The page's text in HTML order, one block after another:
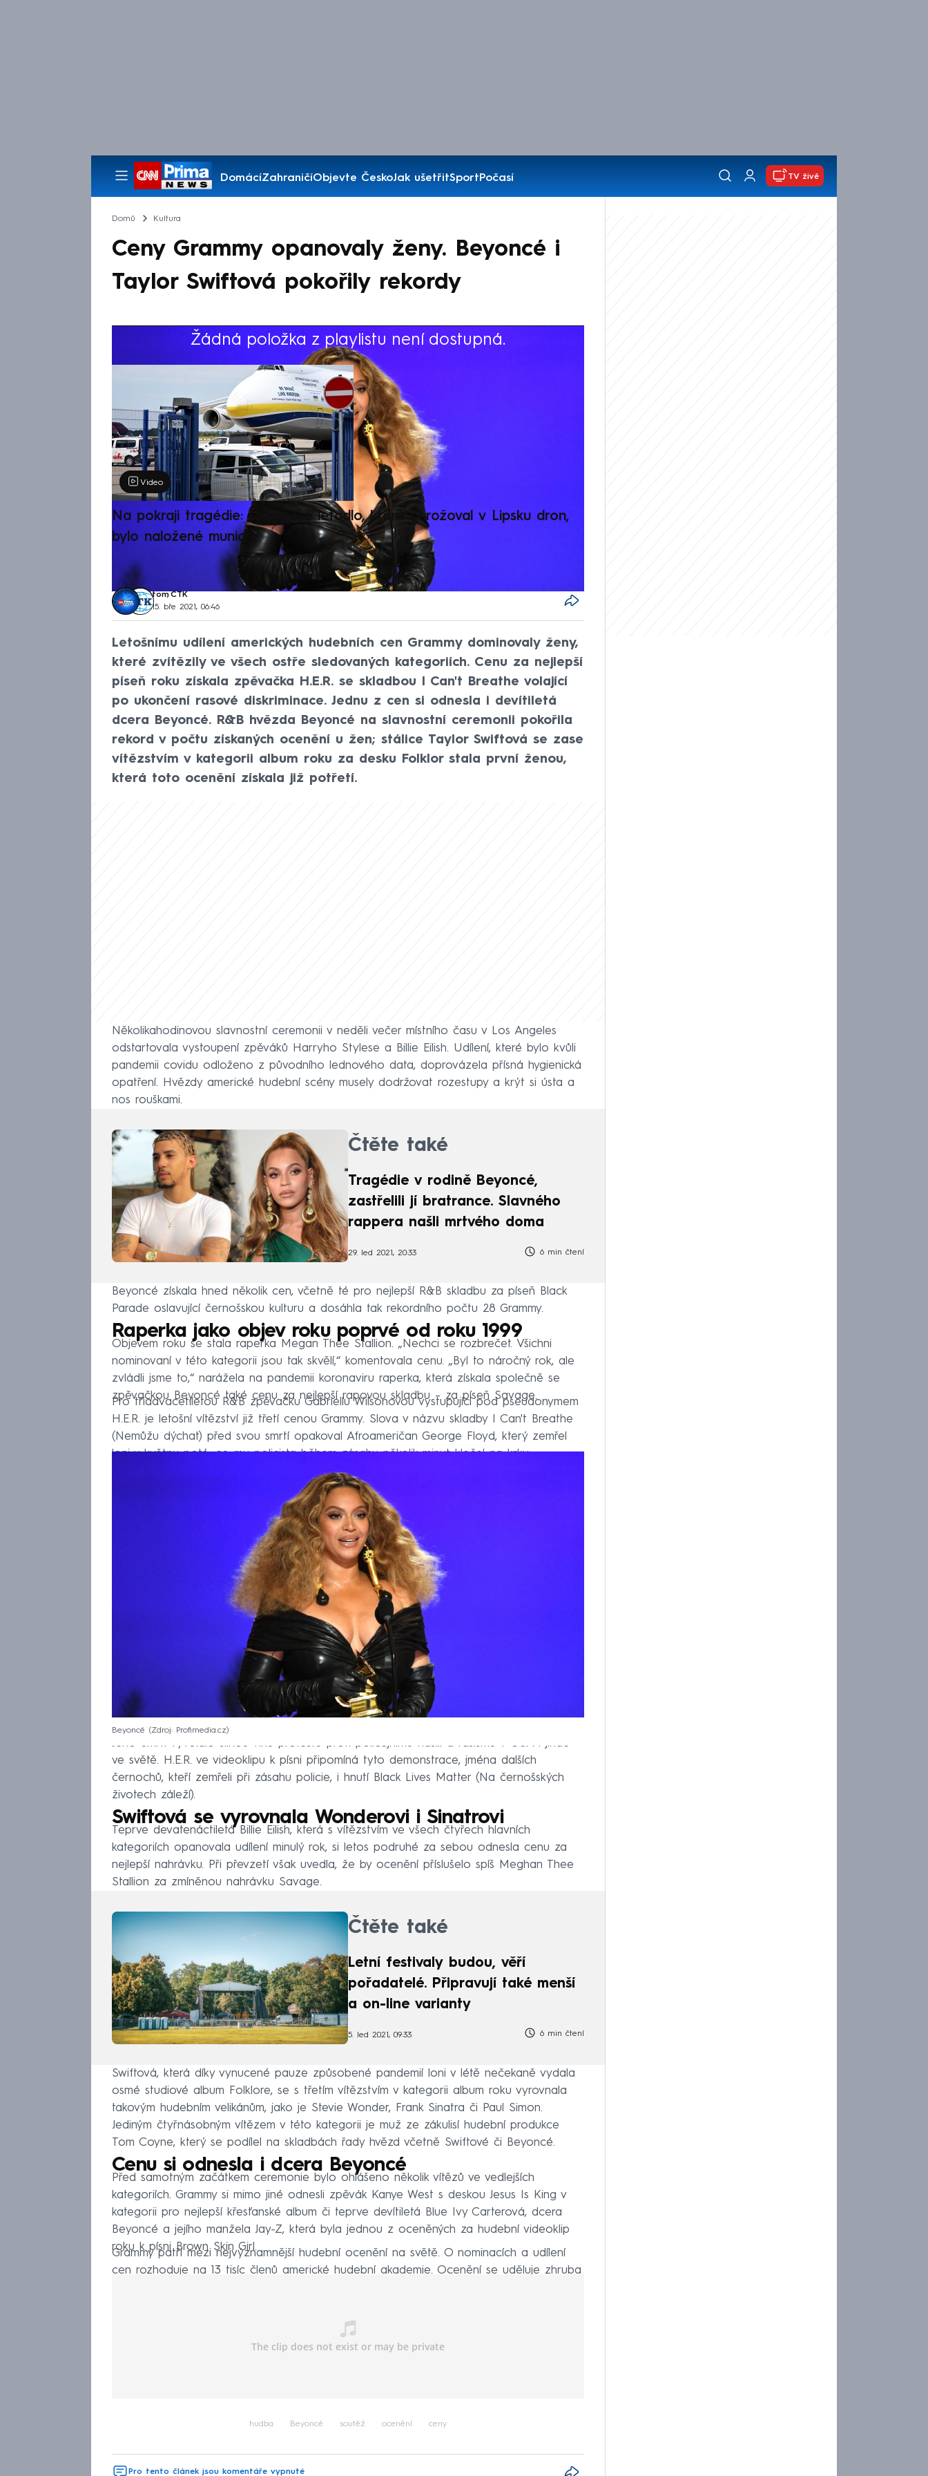
DomácíZahraničíObjevte ČeskoJak ušetřitSportPočasí
Pořady
TV živě
Domů Kultura
Ceny Grammy opanovaly ženy. Beyoncé i
Taylor Swiftová pokořily rekordy
Žádná položka z playlistu není dostupná.
Výběr redakce
Video
Na pokraji tragédie: Ukrajinské letadlo, které ohrožoval v Lipsku dron,
bylo naložené municí
tom, ČTK
15. bře 2021, 06:46
Letošnímu udílení amerických hudebních cen Grammy dominovaly ženy,
které zvítězily ve všech ostře sledovaných kategoriích. Cenu za nejlepší
píseň roku získala zpěvačka H.E.R. se skladbou I Can't Breathe volající
po ukončení rasové diskriminace. Jednu z cen si odnesla i devítiletá
dcera Beyoncé. R&B hvězda Beyoncé na slavnostní ceremonii pokořila
rekord v počtu získaných ocenění u žen; stálice Taylor Swiftová se zase
vítězstvím v kategorii album roku za desku Folklor stala první ženou,
která toto ocenění získala již potřetí.
Několikahodinovou slavnostní ceremonii v neděli večer místního času v Los Angeles
odstartovala vystoupení zpěváků Harryho Stylese a Billie Eilish. Udílení, které bylo kvůli
pandemii covidu odloženo z původního lednového data, doprovázela přísná hygienická
opatření. Hvězdy americké hudební scény musely dodržovat rozestupy a krýt si ústa a
nos rouškami.
Čtěte také
Tragédie v rodině Beyoncé,
zastřelili jí bratrance. Slavného
rappera našli mrtvého doma
29. led 2021, 20:33 6 min čtení
Beyoncé získala hned několik cen, včetně té pro nejlepší R&B skladbu za píseň Black
Parade oslavující černošskou kulturu a dosáhla tak rekordního počtu 28 Grammy.
Raperka jako objev roku poprvé od roku 1999
Objevem roku se stala raperka Megan Thee Stallion. „Nechci se rozbrečet. Všichni
nominovaní v této kategorii jsou tak skvělí,“ komentovala cenu. „Byl to náročný rok, ale
zvládli jsme to,“ narážela na pandemii koronaviru raperka, která získala společně se
zpěvačkou Beyoncé také cenu za nejlepší rapovou skladbu – za píseň Savage.
Pro třiadvacetiletou R&B zpěvačku Gabriellu Wilsonovou vystupující pod pseudonymem
H.E.R. je letošní vítězství již třetí cenou Grammy. Slova v názvu skladby I Can't Breathe
(Nemůžu dýchat) před svou smrtí opakoval Afroameričan George Floyd, který zemřel
loni v květnu poté, co mu policista během zásahu několik minut klečel na krku.
Beyoncé Zdroj: Profimedia.cz
Jeho úmrtí vyvolalo silnou vlnu protestů proti policejnímu násilí a rasismu v USA i jinde
ve světě. H.E.R. ve videoklipu k písni připomíná tyto demonstrace, jména dalších
černochů, kteří zemřeli při zásahu policie, i hnutí Black Lives Matter (Na černošských
životech záleží).
Swiftová se vyrovnala Wonderovi i Sinatrovi
Teprve devatenáctiletá Billie Eilish, která s vítězstvím ve všech čtyřech hlavních
kategoriích opanovala udílení minulý rok, si letos podruhé za sebou odnesla cenu za
nejlepší nahrávku. Při převzetí však uvedla, že by ocenění příslušelo spíš Meghan Thee
Stallion za zmíněnou nahrávku Savage.
Čtěte také
Letní festivaly budou, věří
pořadatelé. Připravují také menší
a on-line varianty
5. led 2021, 09:33 6 min čtení
Swiftová, která díky vynucené pauze způsobené pandemií loni v létě nečekaně vydala
osmé studiové album Folklore, se s třetím vítězstvím v kategorii album roku vyrovnala
takovým hudebním velikánům, jako je Stevie Wonder, Frank Sinatra či Paul Simon.
Jediným čtyřnásobným vítězem v této kategorii je muž ze zákulisí hudební produkce
Tom Coyne, který se podílel na skladbách řady hvězd včetně Swiftové či Beyoncé.
Cenu si odnesla i dcera Beyoncé
Před samotným začátkem ceremonie bylo ohlášeno několik vítězů ve vedlejších
kategoriích. Grammy si mimo jiné odnesli zpěvák Kanye West s deskou Jesus Is King v
kategorii pro nejlepší křesťanské album či teprve devítiletá Blue Ivy Carterová, dcera
Beyoncé a jejího manžela Jay-Z, která byla jednou z oceněných za hudební videoklip
roku k písni Brown Skin Girl.
Grammy patří mezi nejvýznamnější hudební ocenění na světě. O nominacích a udílení
cen rozhoduje na 13 tisíc členů americké hudební akademie. Ocenění se uděluje zhruba
hudba Beyoncé soutěž ocenění ceny
Pro tento článek jsou komentáře vypnuté